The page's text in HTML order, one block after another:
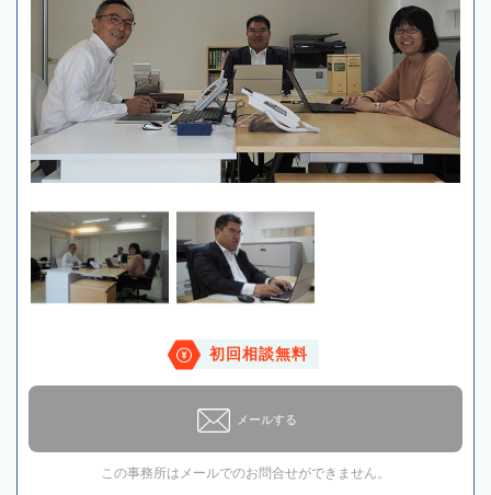
初回相談無料
メールする
この事務所はメールでのお問合せができません。